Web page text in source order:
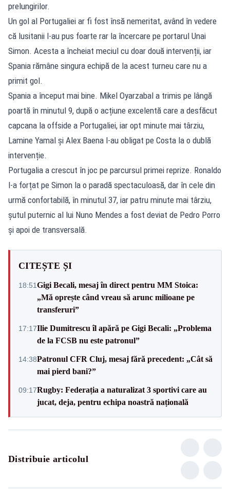
prelungirilor.
Un gol al Portugaliei ar fi fost însă nemeritat, având în vedere
că lusitanii l-au pus foarte rar la încercare pe portarul Unai
Simon. Acesta a încheiat meciul cu doar două intervenții, iar
Spania rămâne singura echipă de la acest turneu care nu a
primit gol.
Spania a început mai bine. Mikel Oyarzabal a trimis pe lângă
poartă în minutul 9, după o acțiune excelentă care a desfăcut
capcana la offside a Portugaliei, iar opt minute mai târziu,
Lamine Yamal și Alex Baena l-au obligat pe Costa la o dublă
intervenție.
Portugalia a crescut în joc pe parcursul primei reprize. Ronaldo
l-a forțat pe Simon la o paradă spectaculoasă, dar în cele din
urmă confortabilă, în minutul 37, iar patru minute mai târziu,
șutul puternic al lui Nuno Mendes a fost deviat de Pedro Porro
și apoi de transversală.
CITEȘTE ȘI
18:51Gigi Becali, mesaj în direct pentru MM Stoica:
„Mă oprește când vreau să arunc milioane pe
transferuri”
17:17Ilie Dumitrescu îl apără pe Gigi Becali: „Problema
de la FCSB nu este patronul”
14:38Patronul CFR Cluj, mesaj fără precedent: „Cât să
mai pierd bani?”
09:17Rugby: Federația a naturalizat 3 sportivi care au
jucat, deja, pentru echipa noastră națională
Distribuie articolul